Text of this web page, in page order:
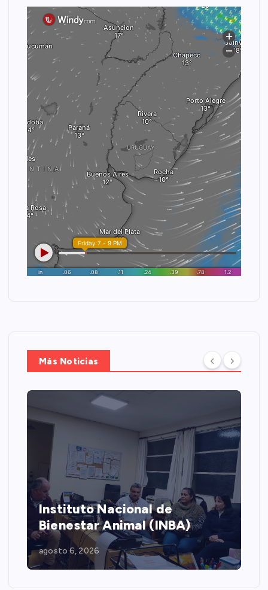
Más Noticias
Instituto Nacional de
Bienestar Animal (INBA)
agosto 6, 2026